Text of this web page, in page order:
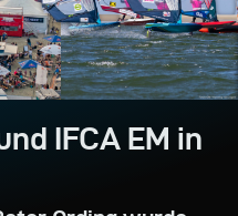
IFCA EM in